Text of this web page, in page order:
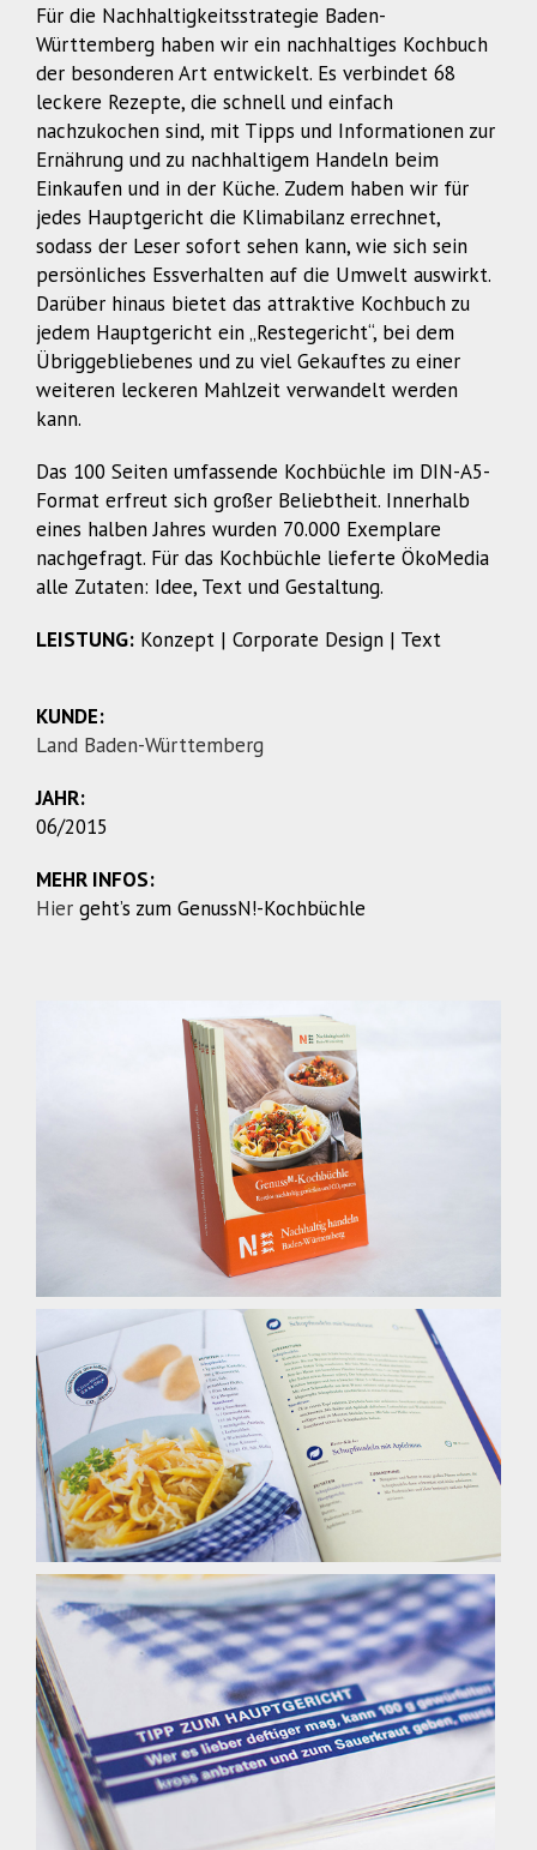
Für die Nachhaltigkeitsstrategie Baden-
Württemberg haben wir ein nachhaltiges Kochbuch
der besonderen Art entwickelt. Es verbindet 68
leckere Rezepte, die schnell und einfach
nachzukochen sind, mit Tipps und Informationen zur
Ernährung und zu nachhaltigem Handeln beim
Einkaufen und in der Küche. Zudem haben wir für
jedes Hauptgericht die Klimabilanz errechnet,
sodass der Leser sofort sehen kann, wie sich sein
persönliches Essverhalten auf die Umwelt auswirkt.
Darüber hinaus bietet das attraktive Kochbuch zu
jedem Hauptgericht ein „Restegericht“, bei dem
Übriggebliebenes und zu viel Gekauftes zu einer
weiteren leckeren Mahlzeit verwandelt werden
kann.
Das 100 Seiten umfassende Kochbüchle im DIN-A5-
Format erfreut sich großer Beliebtheit. Innerhalb
eines halben Jahres wurden 70.000 Exemplare
nachgefragt. Für das Kochbüchle lieferte ÖkoMedia
alle Zutaten: Idee, Text und Gestaltung.
LEISTUNG: Konzept | Corporate Design | Text
KUNDE:
Land Baden-Württemberg
JAHR:
06/2015
MEHR INFOS:
Hier geht’s zum GenussN!-Kochbüchle